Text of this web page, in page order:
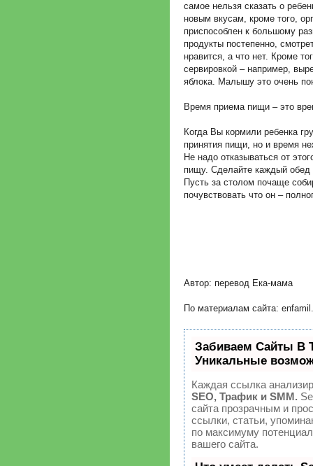
самое нельзя сказать о
новым вкусам, кроме того,
приспособлен к большому
продукты постепенно,
нравится, а что нет. Кроме
сервировкой – например,
яблока. Малышу это очень
Время приема пищи – это
Когда Вы кормили ребенка
принятия пищи, но и время
Не надо отказываться от
пищу. Сделайте каждый
Пусть за столом почаще
почувствовать что он –
Автор: перевод Ека-мама
По материалам сайта:
Забиваем Сайты
Уникальные
Каждая ссылка
SEO, Трафик и SMM.
сайта прозрачным и
ссылки, статьи,
по максимуму
вашего сайта.